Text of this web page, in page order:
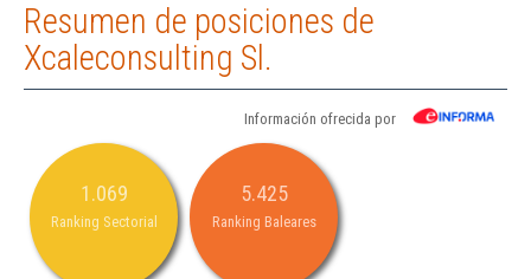
Resumen de posiciones de
Xcaleconsulting Sl.
Información ofrecida por
1.069
Ranking Sectorial
5.425
Ranking Baleares